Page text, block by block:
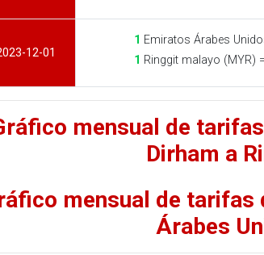
12-01
1 Emiratos Árabes
1 Ringgit malayo (MYR) =
mensual de
Dirham a
mensual de tarifas
Árabes